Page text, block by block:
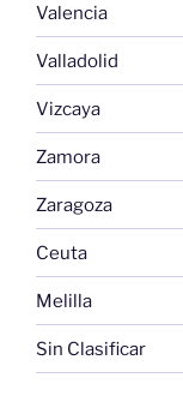
Valencia
Valladolid
Vizcaya
Zamora
Zaragoza
Ceuta
Melilla
Sin Clasificar